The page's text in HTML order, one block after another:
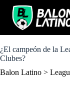
o
c
n
¿El campeón de la
Clubes?
Balon Latino >